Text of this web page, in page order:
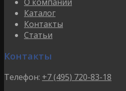
Каталог
Контакты
Статьи
Контакты
Телефон: +7 (495) 720-83-18